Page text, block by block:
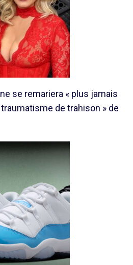
se remariera « plus jamais
de trahison » de